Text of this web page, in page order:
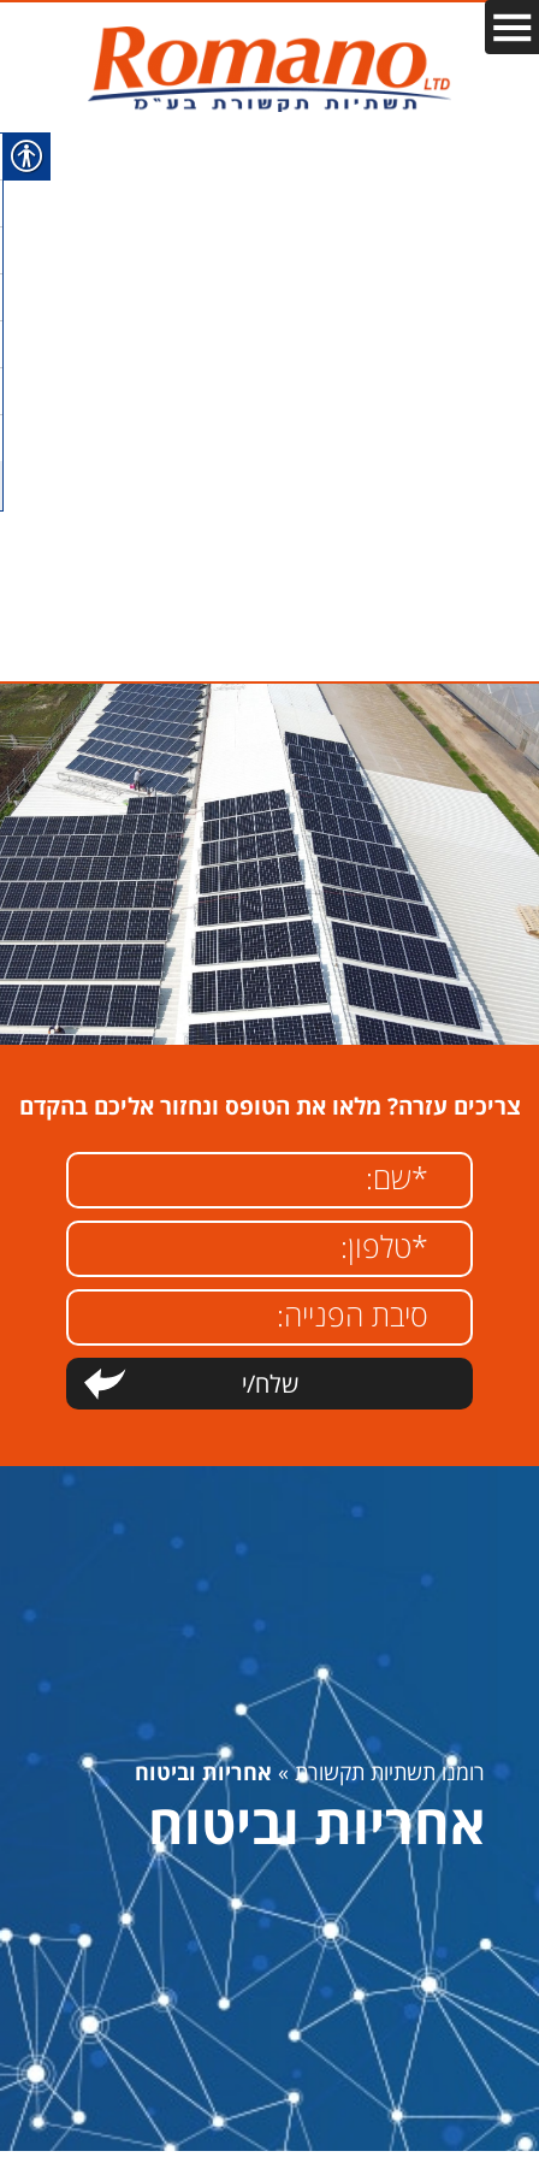
צריכים עזרה? מלאו את הטופס ונחזור אליכם בהקדם
רומנו תשתיות תקשורת» אחריות וביטוח
אחריות וביטוח